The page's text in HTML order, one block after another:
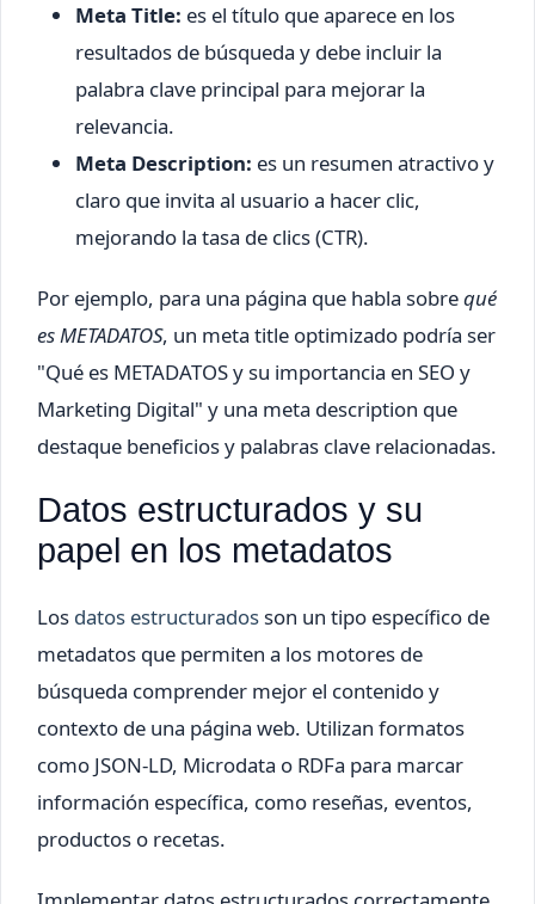
Meta Title: es el título que aparece en los
resultados de búsqueda y debe incluir la
palabra clave principal para mejorar la
relevancia.
Meta Description: es un resumen atractivo y
claro que invita al usuario a hacer clic,
mejorando la tasa de clics (CTR).
Por ejemplo, para una página que habla sobrequé
es METADATOS, un meta title optimizado podría ser
"Qué es METADATOS y su importancia en SEO y
Marketing Digital" y una meta description que
destaque beneficios y palabras clave relacionadas.
Datos estructurados y su
papel en los metadatos
Los datos estructuradosson un tipo específico de
metadatos que permiten a los motores de
búsqueda comprender mejor el contenido y
contexto de una página web. Utilizan formatos
como JSON-LD, Microdata o RDFa para marcar
información específica, como reseñas, eventos,
productos o recetas.